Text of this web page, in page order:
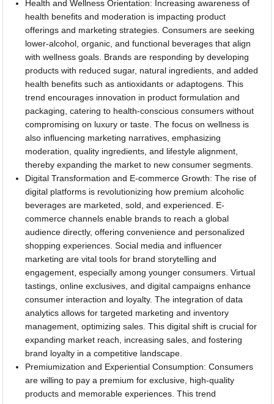
Health and Wellness Orientation: Increasing awareness of
health benefits and moderation is impacting product
offerings and marketing strategies. Consumers are seeking
lower-alcohol, organic, and functional beverages that align
with wellness goals. Brands are responding by developing
products with reduced sugar, natural ingredients, and added
health benefits such as antioxidants or adaptogens. This
trend encourages innovation in product formulation and
packaging, catering to health-conscious consumers without
compromising on luxury or taste. The focus on wellness is
also influencing marketing narratives, emphasizing
moderation, quality ingredients, and lifestyle alignment,
thereby expanding the market to new consumer segments.
Digital Transformation and E-commerce Growth: The rise of
digital platforms is revolutionizing how premium alcoholic
beverages are marketed, sold, and experienced. E-
commerce channels enable brands to reach a global
audience directly, offering convenience and personalized
shopping experiences. Social media and influencer
marketing are vital tools for brand storytelling and
engagement, especially among younger consumers. Virtual
tastings, online exclusives, and digital campaigns enhance
consumer interaction and loyalty. The integration of data
analytics allows for targeted marketing and inventory
management, optimizing sales. This digital shift is crucial for
expanding market reach, increasing sales, and fostering
brand loyalty in a competitive landscape.
Premiumization and Experiential Consumption: Consumers
are willing to pay a premium for exclusive, high-quality
products and memorable experiences. This trend